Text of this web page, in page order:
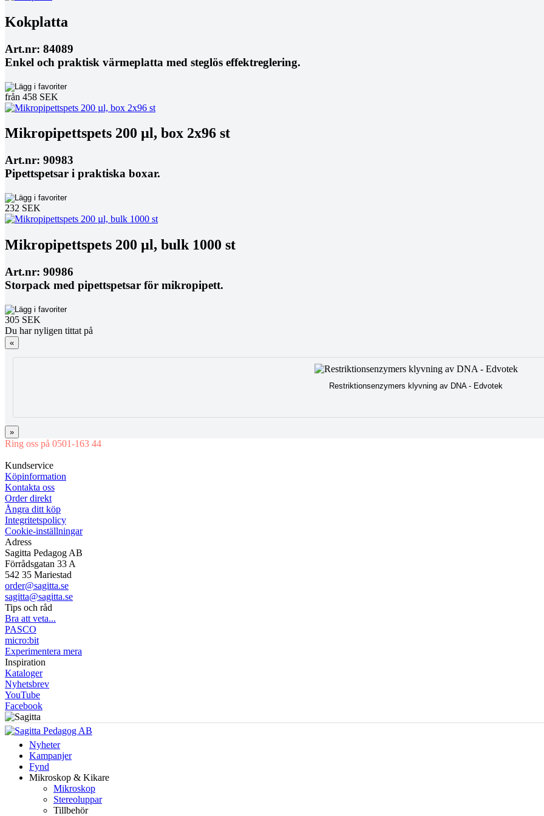
Kokplatta
Art.nr: 84089
Enkel och praktisk värmeplatta med steglös effektreglering.
från 458 SEK
Mikropipettspets 200 µl, box 2x96 st
Art.nr: 90983
Pipettspetsar i praktiska boxar.
232 SEK
Mikropipettspets 200 µl, bulk 1000 st
Art.nr: 90986
Storpack med pipettspetsar för mikropipett.
305 SEK
Du har nyligen tittat på
«
Restriktionsenzymers klyvning av DNA - Edvotek
»
Ring oss på 0501-163 44
Kundservice
Köpinformation
Kontakta oss
Order direkt
Ångra ditt köp
Integritetspolicy
Cookie-inställningar
Adress
Sagitta Pedagog AB
Förrådsgatan 33 A
542 35 Mariestad
order@sagitta.se
sagitta@sagitta.se
Tips och råd
Bra att veta...
PASCO
micro:bit
Experimentera mera
Inspiration
Kataloger
Nyhetsbrev
YouTube
Facebook
Nyheter
Kampanjer
Fynd
Mikroskop & Kikare
Mikroskop
Stereoluppar
Tillbehör